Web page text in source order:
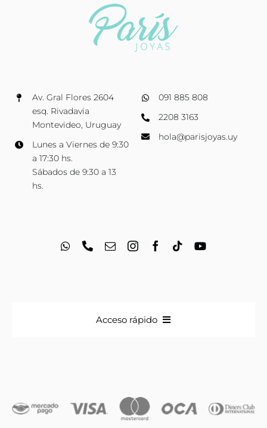
Av. Gral Flores 2604
esq. Rivadavia
Montevideo, Uruguay
Lunes a Viernes de 9:30
a 17:30 hs.
Sábados de 9:30 a 13
hs.
091 885 808
2208 3163
hola@parisjoyas.uy
Acceso rápido
Iniciales